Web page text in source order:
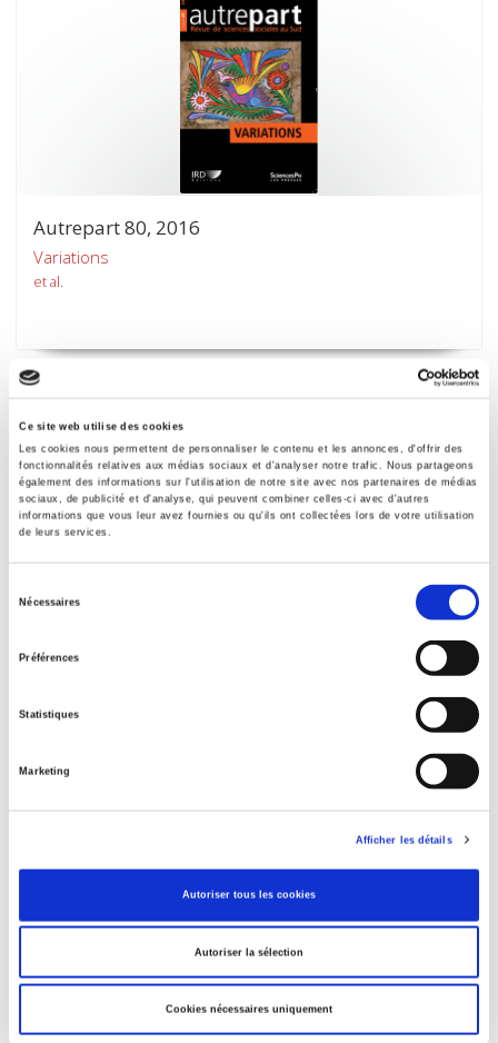
Ce site web utilise des cookies
Les cookies nous permettent de personnaliser le contenu et les annonces, d'offrir des
fonctionnalités relatives aux médias sociaux et d'analyser notre trafic. Nous partageons
également des informations sur l'utilisation de notre site avec nos partenaires de médias
sociaux, de publicité et d'analyse, qui peuvent combiner celles-ci avec d'autres
informations que vous leur avez fournies ou qu'ils ont collectées lors de votre utilisation
de leurs services.
Nécessaires
Préférences
Statistiques
Marketing
Afficher les détails
Autoriser tous les cookies
Autoriser la sélection
Cookies nécessaires uniquement
Autrepart 80, 2016
Variations
et al.
Politiques urbaines et (in)justice spatiale
La Banque d'Angleterre